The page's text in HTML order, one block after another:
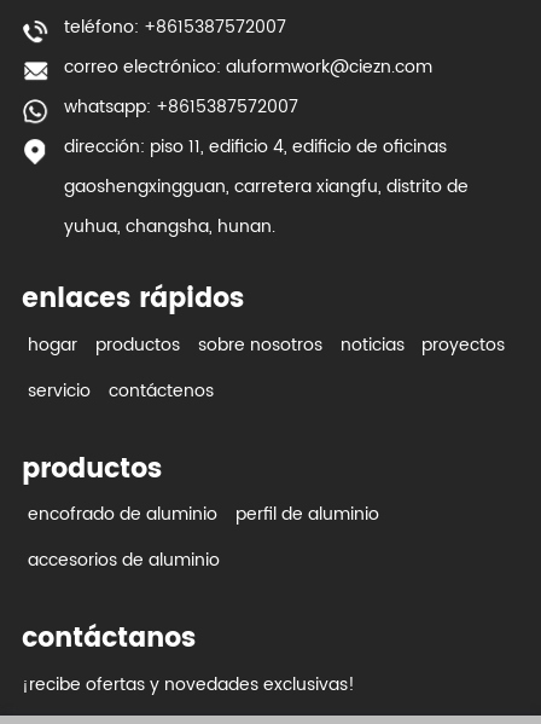
teléfono: +8615387572007
correo electrónico: aluformwork@ciezn.com
whatsapp: +8615387572007
dirección: piso 11, edificio 4, edificio de oficinas
gaoshengxingguan, carretera xiangfu, distrito de
yuhua, changsha, hunan.
enlaces rápidos
hogar productos sobre nosotros noticias
proyectos
servicio
contáctenos
productos
encofrado de aluminio
perfil de aluminio
accesorios de aluminio
contáctanos
¡recibe ofertas y novedades exclusivas!